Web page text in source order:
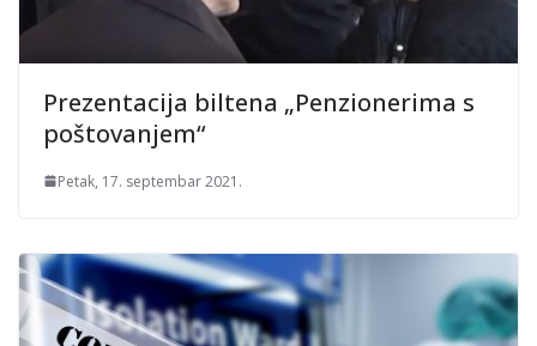
Prezentacija biltena „Penzionerima s
poštovanjem“
Petak, 17. septembar 2021.